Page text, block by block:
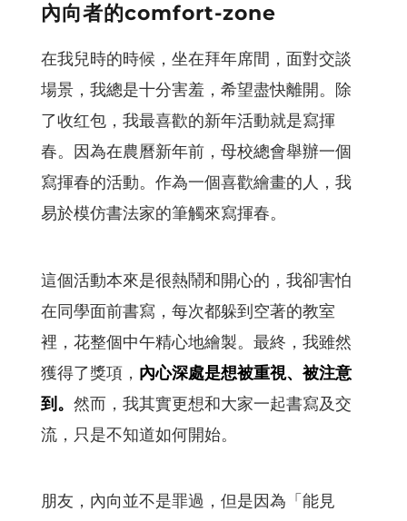
內向者的comfort-zone
在我兒時的時候，坐在拜年席間，面對交談
場景，我總是十分害羞，希望盡快離開。除
了收红包，我最喜歡的新年活動就是寫揮
春。因為在農曆新年前，母校總會舉辦一個
寫揮春的活動。作為一個喜歡繪畫的人，我
易於模仿書法家的筆觸來寫揮春。
這個活動本來是很熱鬧和開心的，我卻害怕
在同學面前書寫，每次都躲到空著的教室
裡，花整個中午精心地繪製。最終，我雖然
獲得了獎項， 內心深處是想被重視、被注意
到。 然而，我其實更想和大家一起書寫及交
流，只是不知道如何開始。
朋友，內向並不是罪過，但是因為「能見